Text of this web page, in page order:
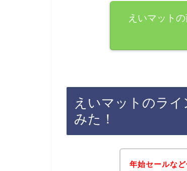
えいマット
えいマットのラ
みた！
年始セールな